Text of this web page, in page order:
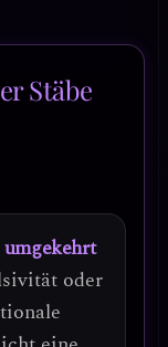
Stäbe
oder